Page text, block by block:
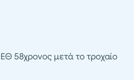
58χρονος μετά το τροχαίο